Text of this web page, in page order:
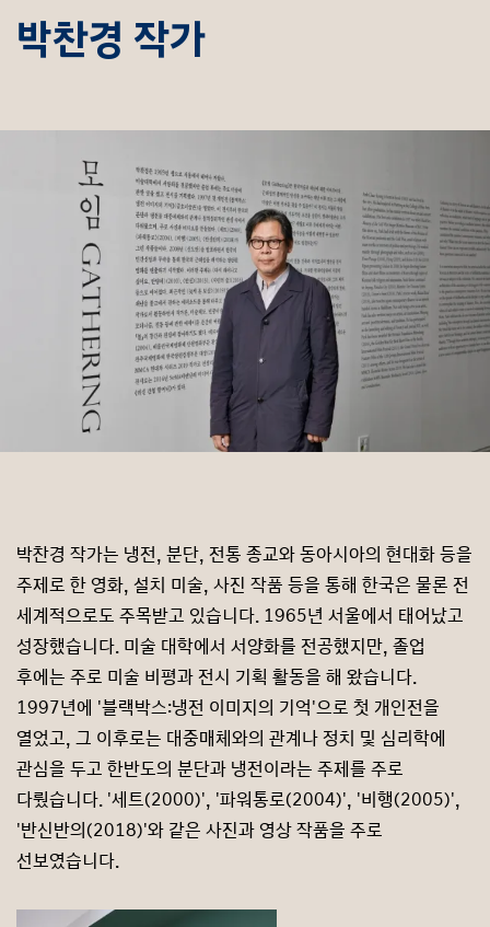
박찬경 작가
박찬경 작가는 냉전, 분단, 전통 종교와 동아시아의 현대화 등을
주제로 한 영화, 설치 미술, 사진 작품 등을 통해 한국은 물론 전
세계적으로도 주목받고 있습니다. 1965년 서울에서 태어났고
성장했습니다. 미술 대학에서 서양화를 전공했지만, 졸업
후에는 주로 미술 비평과 전시 기획 활동을 해 왔습니다.
1997년에 '블랙박스:냉전 이미지의 기억'으로 첫 개인전을
열었고, 그 이후로는 대중매체와의 관계나 정치 및 심리학에
관심을 두고 한반도의 분단과 냉전이라는 주제를 주로
다뤘습니다. '세트(2000)', '파워통로(2004)', '비행(2005)',
'반신반의(2018)'와 같은 사진과 영상 작품을 주로
선보였습니다.